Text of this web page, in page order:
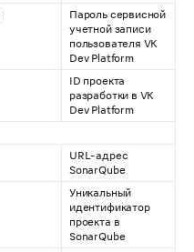
Пароль сервисной
учетной записи
пользователя VK
Dev Platform
ID проекта
разработки в VK
Dev Platform
URL-адрес
SonarQube
Уникальный
идентификатор
проекта в
SonarQube